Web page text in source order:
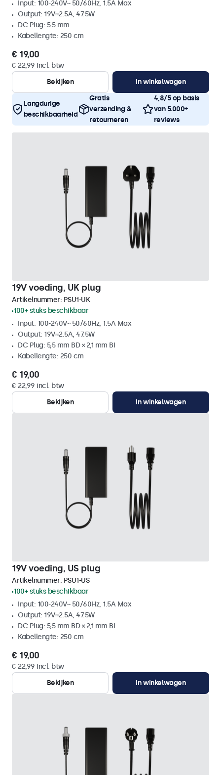
Input: 100-240V~ 50/60Hz, 1.5A Max
Output: 19V⎓2.5A, 47.5W
DC Plug: 5.5 mm
Kabellengte: 250 cm
€ 19,00
€ 22,99 incl. btw
Bekijken
In winkelwagen
Langdurige
beschikbaarheid
Gratis
verzending &
retourneren
4,8/5 op basis
van 5.000+
reviews
19V voeding, UK plug
Artikelnummer: PSU1-UK
100+ stuks beschikbaar
Input: 100-240V~ 50/60Hz, 1.5A Max
Output: 19V⎓2.5A, 47.5W
DC Plug: 5,5 mm BD × 2,1 mm BI
Kabellengte: 250 cm
€ 19,00
€ 22,99 incl. btw
Bekijken
In winkelwagen
19V voeding, US plug
Artikelnummer: PSU1-US
100+ stuks beschikbaar
Input: 100-240V~ 50/60Hz, 1.5A Max
Output: 19V⎓2.5A, 47.5W
DC Plug: 5,5 mm BD × 2,1 mm BI
Kabellengte: 250 cm
€ 19,00
€ 22,99 incl. btw
Bekijken
In winkelwagen